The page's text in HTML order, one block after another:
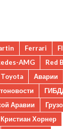
Ferrari
AMG
Red
Toyota Аварии
Аравии
Кристиан Хорнер